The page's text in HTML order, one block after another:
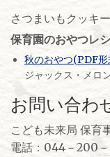
さつまいもクッキ
保育園のおやつレ
秋のおやつ(PDF
ジャックス・メロ
お問い合わ
こども未来局 保育
電話：044－200